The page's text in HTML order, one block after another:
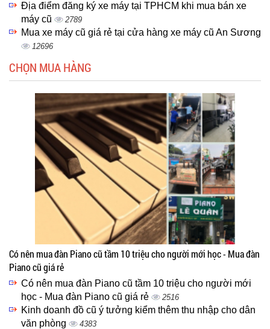
Địa điểm đăng ký xe máy tại TPHCM khi mua bán xe
máy cũ
2789
Mua xe máy cũ giá rẻ tại cửa hàng xe máy cũ An Sương
12696
CHỌN MUA HÀNG
Có nên mua đàn Piano cũ tầm 10 triệu cho người mới học - Mua đàn
Piano cũ giá rẻ
Có nên mua đàn Piano cũ tầm 10 triệu cho người mới
học - Mua đàn Piano cũ giá rẻ
2516
Kinh doanh đồ cũ ý tưởng kiểm thêm thu nhập cho dân
văn phòng
4383